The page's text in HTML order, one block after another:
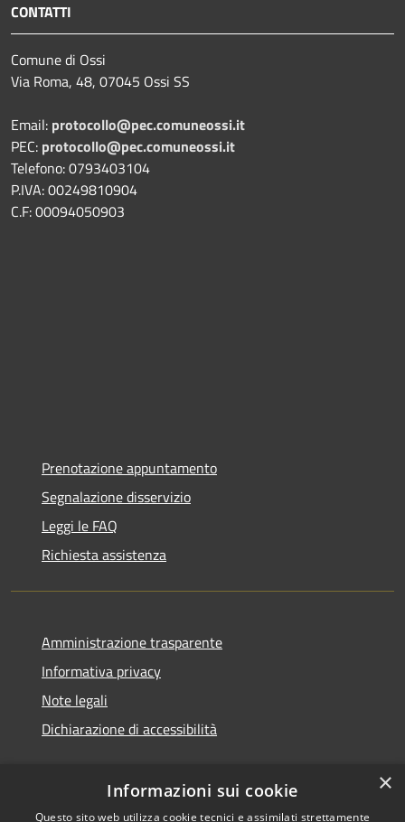
CONTATTI
Comune di Ossi
Via Roma, 48, 07045 Ossi SS
Email: protocollo@pec.comuneossi.it
PEC: protocollo@pec.comuneossi.it
Telefono: 0793403104
P.IVA: 00249810904
C.F: 00094050903
Prenotazione appuntamento
Segnalazione disservizio
Leggi le FAQ
Richiesta assistenza
Amministrazione trasparente
Informativa privacy
Note legali
Dichiarazione di accessibilità
×
Informazioni sui cookie
Questo sito web utilizza cookie tecnici e assimilati strettamente